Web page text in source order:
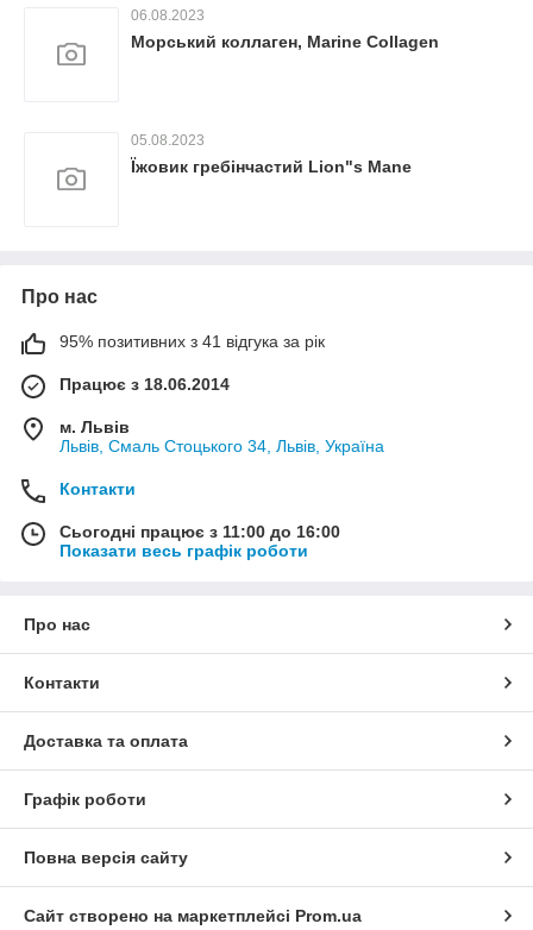
06.08.2023
Морський коллаген, Marine Collagen
05.08.2023
Їжовик гребінчастий Lion"s Mane
Про нас
95% позитивних з 41 відгука за рік
Працює з 18.06.2014
м. Львів
Львів, Смаль Стоцького 34, Львів, Україна
Контакти
Сьогодні працює з 11:00 до 16:00
Показати весь графік роботи
Про нас
Контакти
Доставка та оплата
Графік роботи
Повна версія сайту
Сайт створено на маркетплейсі Prom.ua